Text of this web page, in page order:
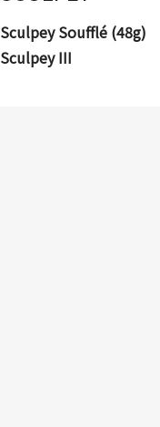
Sculpey Soufflé (48g)
Sculpey III